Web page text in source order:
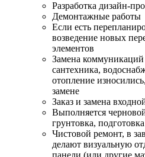
Разработка дизайн-
Демонтажные работы
Если есть
возведение новых
элементов
Замена коммуникаций
сантехника,
отопление
замене
Заказ и замена
Выполняется
грунтовка,
Чистовой ремонт, в
делают визуальную